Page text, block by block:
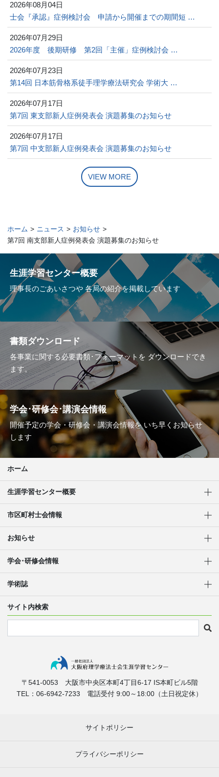
2026年08月04日
士会『承認』症例検討会 申請から開催までの期間短 …
2026年07月29日
2026年度 後期研修 第2回「主催」症例検討会 …
2026年07月23日
第14回 日本筋骨格系徒手理学療法研究会 学術大 …
2026年07月17日
第7回 東支部新人症例発表会 演題募集のお知らせ
2026年07月17日
第7回 中支部新人症例発表会 演題募集のお知らせ
VIEW MORE
ホーム > ニュース > お知らせ >
第7回 南支部新人症例発表会 演題募集のお知らせ
生涯学習センター概要
理事長のごあいさつや 各局の紹介を掲載しています
書類ダウンロード
各事業に関する必要書類･フォーマットを ダウンロードでき
ます。
学会･研修会･講演会情報
開催予定の学会・研修会・講演会情報をいち早くお知らせ
します
ホーム
生涯学習センター概要
市区町村士会情報
お知らせ
学会･研修会情報
学術誌
サイト内検索
〒541-0053 大阪市中央区本町4丁目6-17 IS本町ビル5階
TEL：06-6942-7233 電話受付 9:00～18:00（土日祝定休）
サイトポリシー
プライバシーポリシー